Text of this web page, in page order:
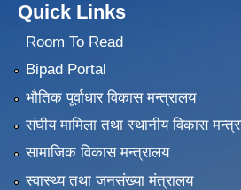
Quick Links
Room To Read
Bipad Portal
भौतिक पूर्वाधार विकास मन्त्रालय
संघीय मामिला तथा स्थानीय विकास
सामाजिक विकास मन्त्रालय
स्वास्थ्य तथा जनसंख्या मंत्रालय